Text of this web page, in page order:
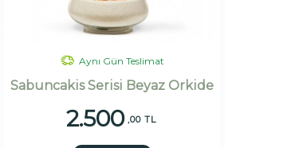
Aynı Gün Teslimat
Sabuncakis Serisi Beyaz Orkide
2.500 ,00 TL